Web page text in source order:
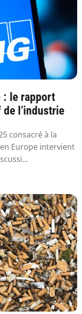
: le rapport
l’industrie
consacré à la
Europe intervient